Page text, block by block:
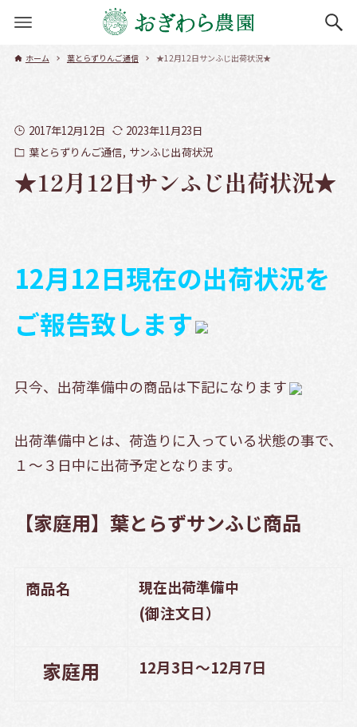
ホーム 葉とらずりんご通信 ★12月12日サンふじ出荷状況★
2017年12月12日
2023年11月23日
葉とらずりんご通信 サンふじ出荷状況
★12月12日サンふじ出荷状況★
12月12日現在の出荷状況を
ご報告致します
只今、出荷準備中の商品は下記になります
出荷準備中とは、荷造りに入っている状態の事で、
１～３日中に出荷予定となります。
【家庭用】葉とらずサンふじ商品
商品名 現在出荷準備中
(御注文日）
家庭用 12月3日～12月7日